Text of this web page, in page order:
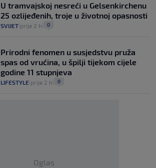
U tramvajskoj nesreći u Gelsenkirchenu
25 ozlijeđenih, troje u životnoj opasnosti
SVIJET prije 2 h 0
Prirodni fenomen u susjedstvu pruža
spas od vrućina, u špilji tijekom cijele
godine 11 stupnjeva
LIFESTYLE prije 2 h 0
Oglas